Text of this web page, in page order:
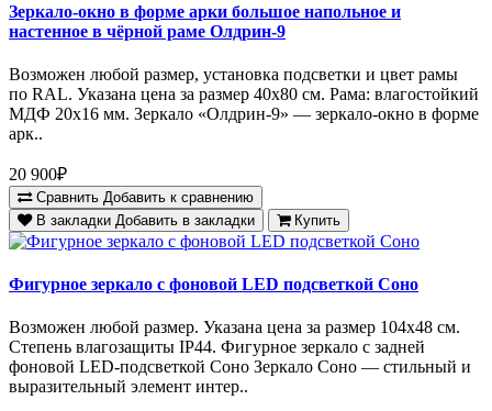
Зеркало-окно в форме арки большое напольное и
настенное в чёрной раме Олдрин-9
Возможен любой размер, установка подсветки и цвет рамы
по RAL. Указана цена за размер 40х80 см. Рама: влагостойкий
МДФ 20х16 мм. Зеркало «Олдрин-9» — зеркало-окно в форме
арк..
20 900₽
Сравнить Добавить к сравнению
В закладки Добавить в закладки Купить
Фигурное зеркало с фоновой LED подсветкой Соно
Возможен любой размер. Указана цена за размер 104х48 см.
Степень влагозащиты IP44. Фигурное зеркало с задней
фоновой LED-подсветкой Соно Зеркало Соно — стильный и
выразительный элемент интер..